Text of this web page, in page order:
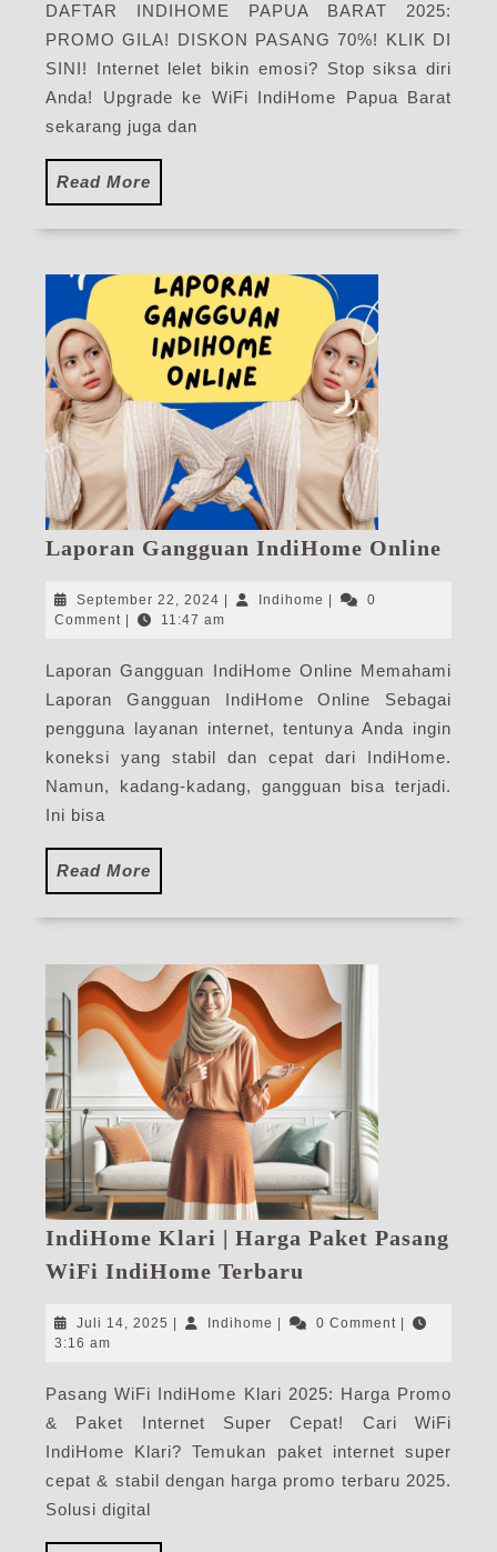
Paket
Pasang
WiFi
IndiHome
DAFTAR INDIHOME PAPUA BARAT 2025:
PROMO GILA! DISKON PASANG 70%! KLIK DI
SINI! Internet lelet bikin emosi? Stop siksa diri
Anda! Upgrade ke WiFi IndiHome Papua Barat
sekarang juga dan
Read More
More
Laporan Gangguan IndiHome Online
September 22, 2024 September
22,
Indihome Indihome
0
Comment
11:47 am
Laporan Gangguan IndiHome Online Memahami
Laporan Gangguan IndiHome Online Sebagai
pengguna layanan internet, tentunya Anda ingin
koneksi yang stabil dan cepat dari IndiHome.
Namun, kadang-kadang, gangguan bisa terjadi.
Ini bisa
Read More
More
IndiHome Klari | Harga Paket Pasang
WiFi IndiHome Terbaru
|
Pasang
WiFi
IndiHome
Terbaru
Juli 14, 2025 Juli
| Indihome Indihome
| 0 Comment |
3:16 am
Pasang WiFi IndiHome Klari 2025: Harga Promo
& Paket Internet Super Cepat! Cari WiFi
IndiHome Klari? Temukan paket internet super
cepat & stabil dengan harga promo terbaru 2025.
Solusi digital